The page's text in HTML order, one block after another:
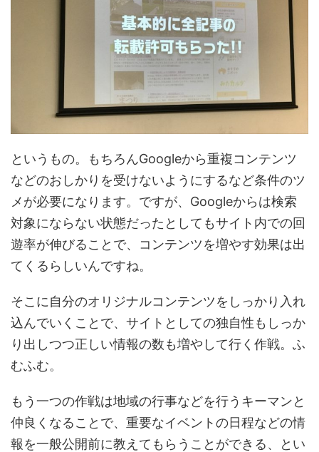
というもの。もちろんGoogleから重複コンテンツ
などのおしかりを受けないようにするなど条件のツ
メが必要になります。ですが、Googleからは検索
対象にならない状態だったとしてもサイト内での回
遊率が伸びることで、コンテンツを増やす効果は出
てくるらしいんですね。
そこに自分のオリジナルコンテンツをしっかり入れ
込んでいくことで、サイトとしての独自性もしっか
り出しつつ正しい情報の数も増やして行く作戦。ふ
むふむ。
もう一つの作戦は地域の行事などを行うキーマンと
仲良くなることで、重要なイベントの日程などの情
報を一般公開前に教えてもらうことができる、とい